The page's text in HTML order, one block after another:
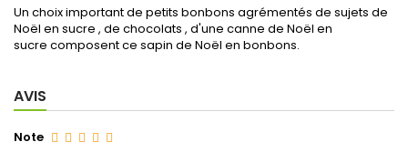
Un choix important de petits bonbons agrémentés de sujets de
Noël en sucre , de chocolats , d'une canne de Noël en
sucre composent ce sapin de Noël en bonbons.
AVIS
Note